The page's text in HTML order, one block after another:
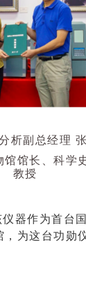
析副总经理
馆长、科学
教授
器作为首台
为这台功勋